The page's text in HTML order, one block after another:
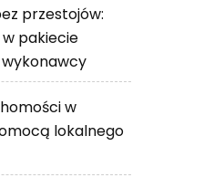
przestojów:
pakiecie
w
lokalnego